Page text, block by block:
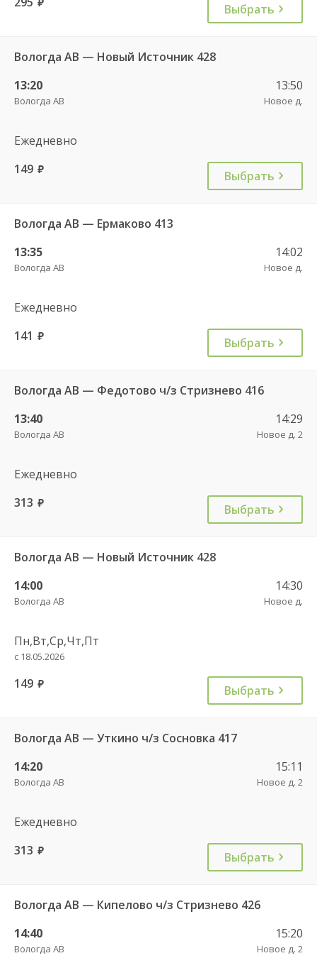
Выбрать
Вологда АВ — Новый Источник 428
13:20
Вологда АВ
13:50
Новое д.
Ежедневно
149 руб. Выбрать
Вологда АВ — Ермаково 413
13:35
Вологда АВ
14:02
Новое д.
Ежедневно
141 руб. Выбрать
Вологда АВ — Федотово ч/з Стризнево 416
13:40
Вологда АВ
14:29
Новое д. 2
Ежедневно
313 руб. Выбрать
Вологда АВ — Новый Источник 428
14:00
Вологда АВ
14:30
Новое д.
Пн,Вт,Ср,Чт,Пт
с 18.05.2026
149 руб. Выбрать
Вологда АВ — Уткино ч/з Сосновка 417
14:20
Вологда АВ
15:11
Новое д. 2
Ежедневно
313 руб. Выбрать
Вологда АВ — Кипелово ч/з Стризнево 426
14:40
Вологда АВ
15:20
Новое д. 2